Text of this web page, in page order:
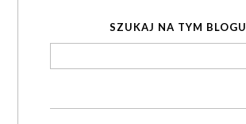
SZUKAJ NA TYM BLOGU